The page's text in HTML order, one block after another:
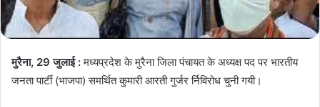
मुरैना, 29 जुलाई :मध्यप्रदेश के मुरैना जिला पंचायत के अध्यक्ष पद पर भारतीय
जनता पार्टी (भाजपा) समर्थित कुमारी आरती गुर्जर र्निविरोध चुनी गयी।